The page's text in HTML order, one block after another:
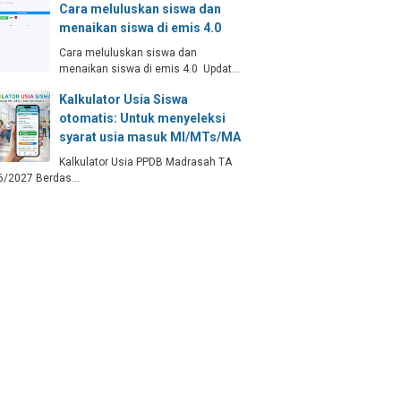
Cara meluluskan siswa dan
menaikan siswa di emis 4.0
Cara meluluskan siswa dan
menaikan siswa di emis 4.0 Updat…
Kalkulator Usia Siswa
otomatis: Untuk menyeleksi
syarat usia masuk MI/MTs/MA
Kalkulator Usia PPDB Madrasah TA
2027 Berdas…